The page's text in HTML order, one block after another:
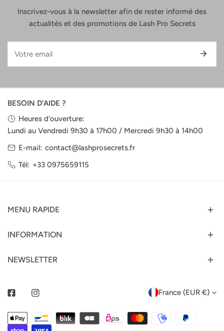
Inscrivez-vous à la newsletter afin de rester informé des
actualités et des promotions de Lash Pro Secrets
mail
BESOIN D'AIDE ?
Heures d'ouverture:
Lundi au Vendredi 9h30 à 17h00 / Mercredi 9h30 à 14h00
E-mail: contact@lashprosecrets.fr
Tél: +33 0975659115
MENU RAPIDE
INFORMATION
NEWSLETTER
P
A
France (EUR €)
Méthodes